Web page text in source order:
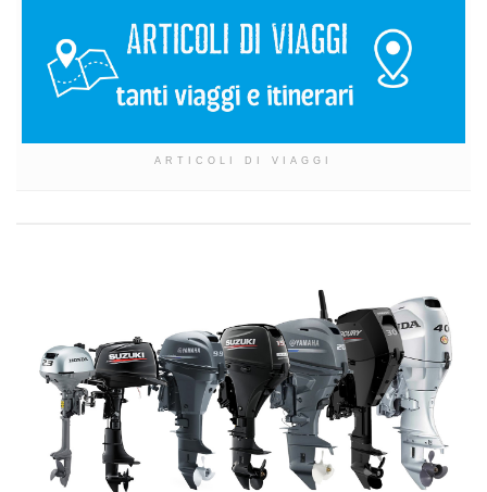
ARTICOLI DI VIAGGI